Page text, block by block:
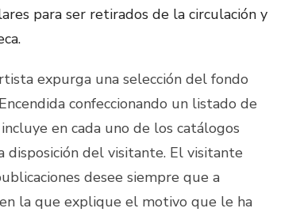
para ser retirados de la circulación y
expurga una selección del fondo
confeccionando un listado de
en cada uno de los catálogos
disposición del visitante. El visitante
desee siempre que a
la que explique el motivo que le ha